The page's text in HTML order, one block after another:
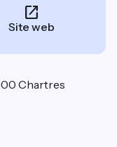
Site web
Chartres